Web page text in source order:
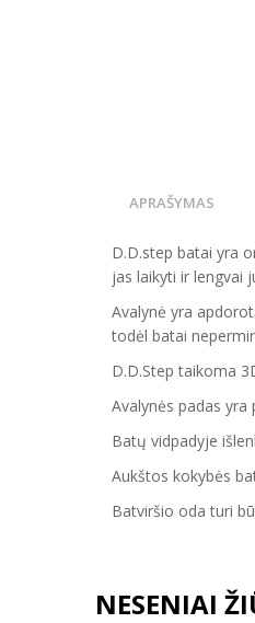
APRAŠYMAS
D.D.step batai yra
jas laikyti ir lengvai
Avalynė yra
todėl batai
D.D.Step taikoma
Avalynės padas
Batų vidpadyje
Aukštos kokybės
Batviršio oda turi
NESENIAI